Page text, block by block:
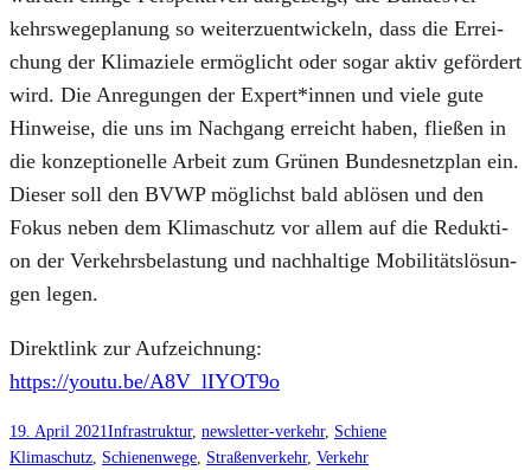
kehrs­we­ge­pla­nung so wei­ter­zu­ent­wi­ckeln, dass die Errei­
chung der Kli­ma­zie­le ermög­licht oder sogar aktiv geför­dert
wird. Die Anre­gun­gen der Expert*innen und vie­le gute
Hin­wei­se, die uns im Nach­gang erreicht haben, flie­ßen in
die kon­zep­tio­nel­le Arbeit zum Grü­nen Bun­des­netz­plan ein.
Die­ser soll den BVWP mög­lichst bald ablö­sen und den
Fokus neben dem Kli­ma­schutz vor allem auf die Reduk­ti­
on der Ver­kehrs­be­las­tung und nach­hal­ti­ge Mobi­li­täts­lö­sun­
gen legen.
Direkt­link zur Auf­zeich­nung:
https://youtu.be/A8V_lIYOT9o
19. April 2021Infrastruktur, newsletter-verkehr, Schiene
Klimaschutz Schienenwege Straßenverkehr, Verkehr